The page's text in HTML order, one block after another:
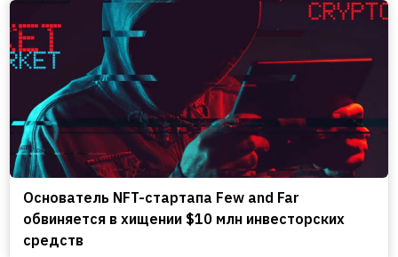
Основатель NFT-стартапа Few and Far
обвиняется в хищении $10 млн инвесторских
средств